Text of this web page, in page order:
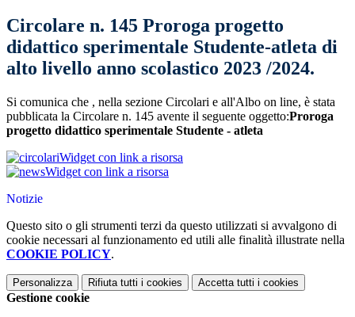
Circolare n. 145 Proroga progetto
didattico sperimentale Studente-atleta di
alto livello anno scolastico 2023 /2024.
Si comunica che , nella sezione Circolari e all'Albo on line, è stata
pubblicata la Circolare n. 145 avente il seguente oggetto:Proroga
progetto didattico sperimentale Studente - atleta
Widget con link a risorsa
Widget con link a risorsa
Notizie
Questo sito o gli strumenti terzi da questo utilizzati si avvalgono di
cookie necessari al funzionamento ed utili alle finalità illustrate nella
COOKIE POLICY.
Personalizza Rifiuta tutti i cookies Accetta tutti i cookies
Gestione cookie